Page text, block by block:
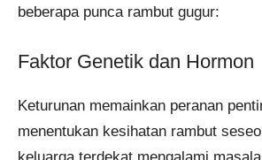
beberapa punca rambut gugur:
Faktor Genetik dan Hormon
Keturunan memainkan peranan
menentukan kesihatan rambut